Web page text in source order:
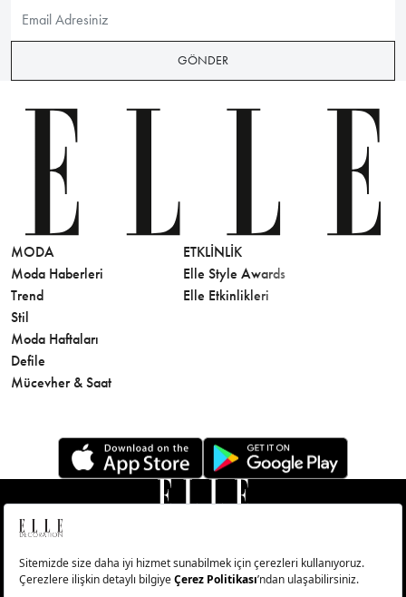
GÖNDER
MODA
Moda Haberleri
Trend
Stil
Moda Haftaları
Defile
Mücevher & Saat
ETKLINLIK
Elle Style Awards
Elle Etkinlikleri